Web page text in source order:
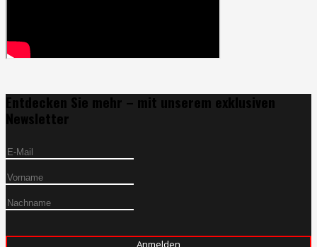
Entdecken Sie mehr – mit unserem exklusiven
Newsletter